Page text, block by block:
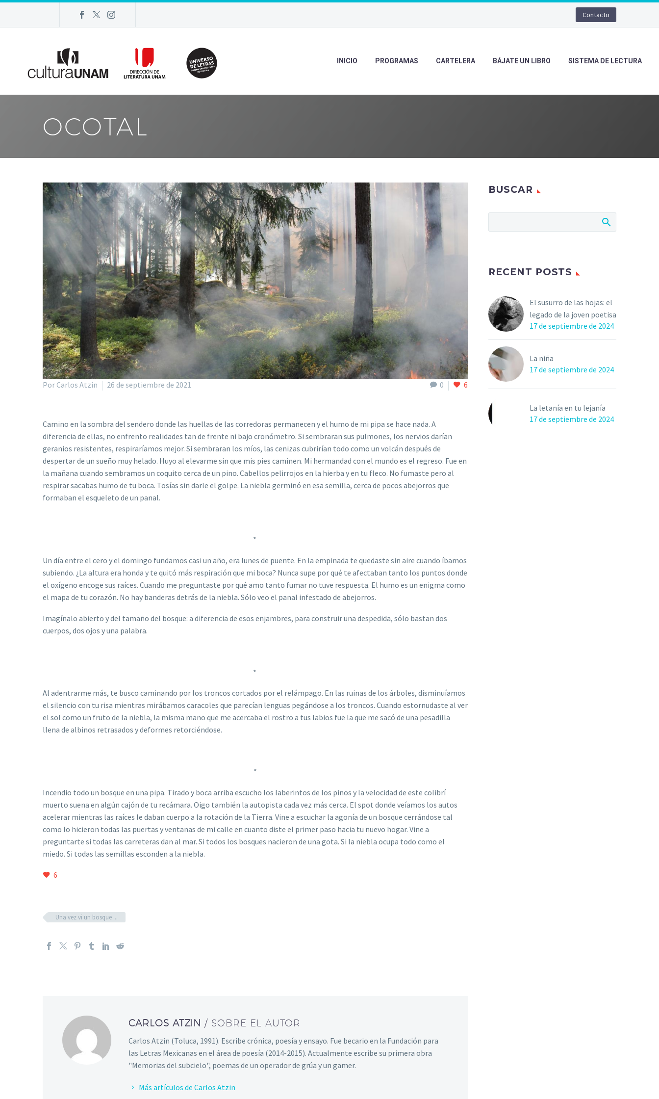
Contacto
INICIO PROGRAMAS CARTELERA BÁJATE UN LIBRO SISTEMA DE LECTURA
OCOTAL
0 6
Por Carlos Atzin 26 de septiembre de 2021
Camino en la sombra del sendero donde las huellas de las corredoras permanecen y el humo de mi pipa se hace nada. A
diferencia de ellas, no enfrento realidades tan de frente ni bajo cronómetro. Si sembraran sus pulmones, los nervios darían
geranios resistentes, respiraríamos mejor. Si sembraran los míos, las cenizas cubrirían todo como un volcán después de
despertar de un sueño muy helado. Huyo al elevarme sin que mis pies caminen. Mi hermandad con el mundo es el regreso. Fue en
la mañana cuando sembramos un coquito cerca de un pino. Cabellos pelirrojos en la hierba y en tu fleco. No fumaste pero al
respirar sacabas humo de tu boca. Tosías sin darle el golpe. La niebla germinó en esa semilla, cerca de pocos abejorros que
formaban el esqueleto de un panal.
*
Un día entre el cero y el domingo fundamos casi un año, era lunes de puente. En la empinada te quedaste sin aire cuando íbamos
subiendo. ¿La altura era honda y te quitó más respiración que mi boca? Nunca supe por qué te afectaban tanto los puntos donde
el oxígeno encoge sus raíces. Cuando me preguntaste por qué amo tanto fumar no tuve respuesta. El humo es un enigma como
el mapa de tu corazón. No hay banderas detrás de la niebla. Sólo veo el panal infestado de abejorros.
Imagínalo abierto y del tamaño del bosque: a diferencia de esos enjambres, para construir una despedida, sólo bastan dos
cuerpos, dos ojos y una palabra.
*
Al adentrarme más, te busco caminando por los troncos cortados por el relámpago. En las ruinas de los árboles, disminuíamos
el silencio con tu risa mientras mirábamos caracoles que parecían lenguas pegándose a los troncos. Cuando estornudaste al ver
el sol como un fruto de la niebla, la misma mano que me acercaba el rostro a tus labios fue la que me sacó de una pesadilla
llena de albinos retrasados y deformes retorciéndose.
*
Incendio todo un bosque en una pipa. Tirado y boca arriba escucho los laberintos de los pinos y la velocidad de este colibrí
muerto suena en algún cajón de tu recámara. Oigo también la autopista cada vez más cerca. El spot donde veíamos los autos
acelerar mientras las raíces le daban cuerpo a la rotación de la Tierra. Vine a escuchar la agonía de un bosque cerrándose tal
como lo hicieron todas las puertas y ventanas de mi calle en cuanto diste el primer paso hacia tu nuevo hogar. Vine a
preguntarte si todas las carreteras dan al mar. Si todos los bosques nacieron de una gota. Si la niebla ocupa todo como el
miedo. Si todas las semillas esconden a la niebla.
6
Una vez vi un bosque ...
CARLOS ATZIN / SOBRE EL AUTOR
Carlos Atzin (Toluca, 1991). Escribe crónica, poesía y ensayo. Fue becario en la Fundación para
las Letras Mexicanas en el área de poesía (2014-2015). Actualmente escribe su primera obra
"Memorias del subcielo", poemas de un operador de grúa y un gamer.
Más artículos de Carlos Atzin
BUSCAR
RECENT POSTS
El susurro de las hojas: el
legado de la joven poetisa
17 de septiembre de 2024
La niña
17 de septiembre de 2024
La letanía en tu lejanía
17 de septiembre de 2024